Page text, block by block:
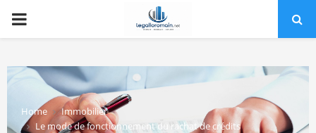
PRIMARY
Home
Immobilier
Le mode de fonctionnement du rachat de crédits